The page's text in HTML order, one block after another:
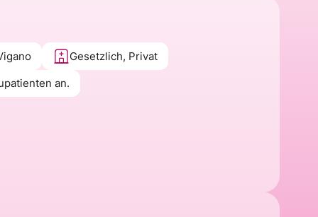
Gesetzlich, Privat
an.